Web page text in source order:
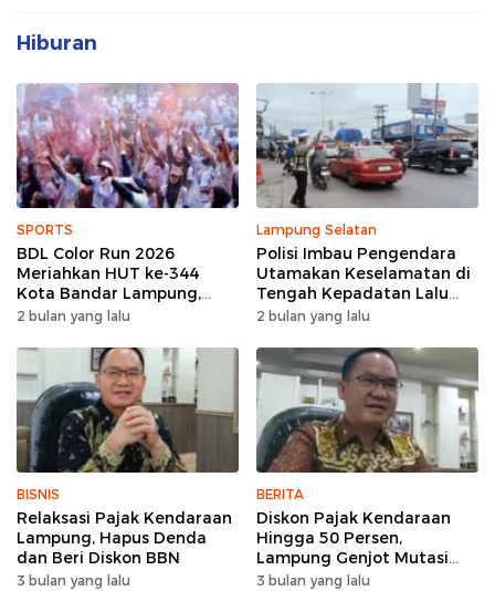
Hiburan
SPORTS
BDL Color Run 2026
Meriahkan HUT ke-344
Kota Bandar Lampung,
Wujud Semangat Sehat
2 bulan yang lalu
Lampung Selatan
Polisi Imbau Pengendara
Utamakan Keselamatan di
Tengah Kepadatan Lalu
Lintas Pagi Hari
2 bulan yang lalu
BISNIS
Relaksasi Pajak Kendaraan
Lampung, Hapus Denda
dan Beri Diskon BBN
3 bulan yang lalu
BERITA
Diskon Pajak Kendaraan
Hingga 50 Persen,
Lampung Genjot Mutasi
Kendaraan Luar Daerah
3 bulan yang lalu